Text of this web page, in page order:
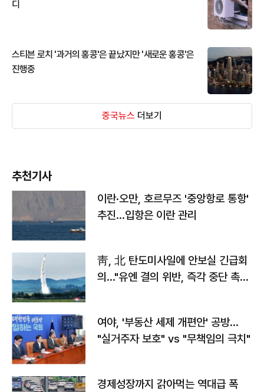
디
스티븐 로치 '과거의 홍콩'은 끝났지만 '새로운 홍콩'은
진행중
중국뉴스 더보기
추천기사
이란·오만, 호르무즈 '중앙항로 통항'
추진…입항은 이란 관리
靑, 北 탄도미사일에 안보실 긴급회
의…"유엔 결의 위반, 즉각 중단 촉
여야, '부동산 세제 개편안' 공방…
"실거주자 보호" vs "무책임의 극치"
경제성장까지 갉아먹는 역대급 폭